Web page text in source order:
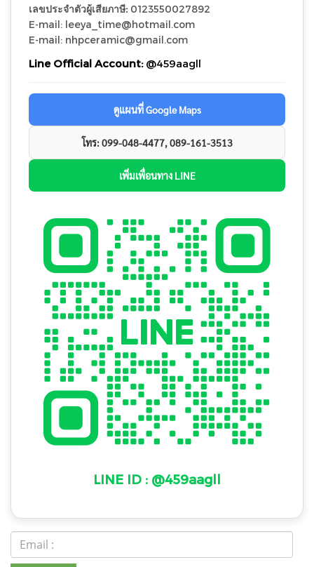
เลขประจำตัวผู้เสียภาษี: 0123550027892
E-mail: leeya_time@hotmail.com
E-mail: nhpceramic@gmail.com
Line Official Account:@459aagll
ดูแผนที่ Google Maps
โทร: 099-048-4477, 089-161-3513
เพิ่มเพื่อนทาง LINE
LINE ID : @459aagll